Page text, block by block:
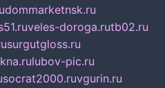
dommarketnsk.ru
veles-doroga.rutb02.ru
surgutgloss.ru
lubov-pic.ru
socrat2000.ruvgurin.ru